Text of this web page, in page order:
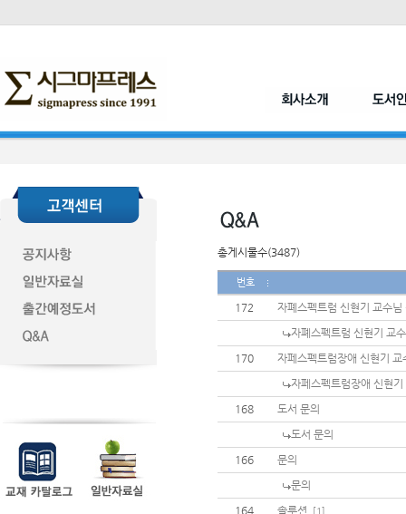
총게시물수(3487)
번호
172
자폐스펙트럼 신현기 교수님
자폐스펙트럼 신현기 교
170
자페스펙트럼장애 신현기 교
자페스펙트럼장애 신현
168
도서 문의
도서 문의
166
문의
문의
164
솔루션 [1]